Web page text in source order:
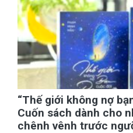
“Thế giới không nợ
Cuốn sách dành cho
chênh vênh trước